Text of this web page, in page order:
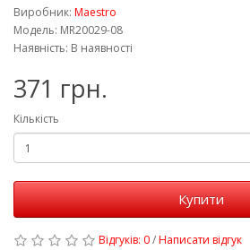
Виробник: Maestro
Модель: MR20029-08
Наявність: В наявності
371 грн.
Кількість
Купити
Відгуків: 0/Написати відгук